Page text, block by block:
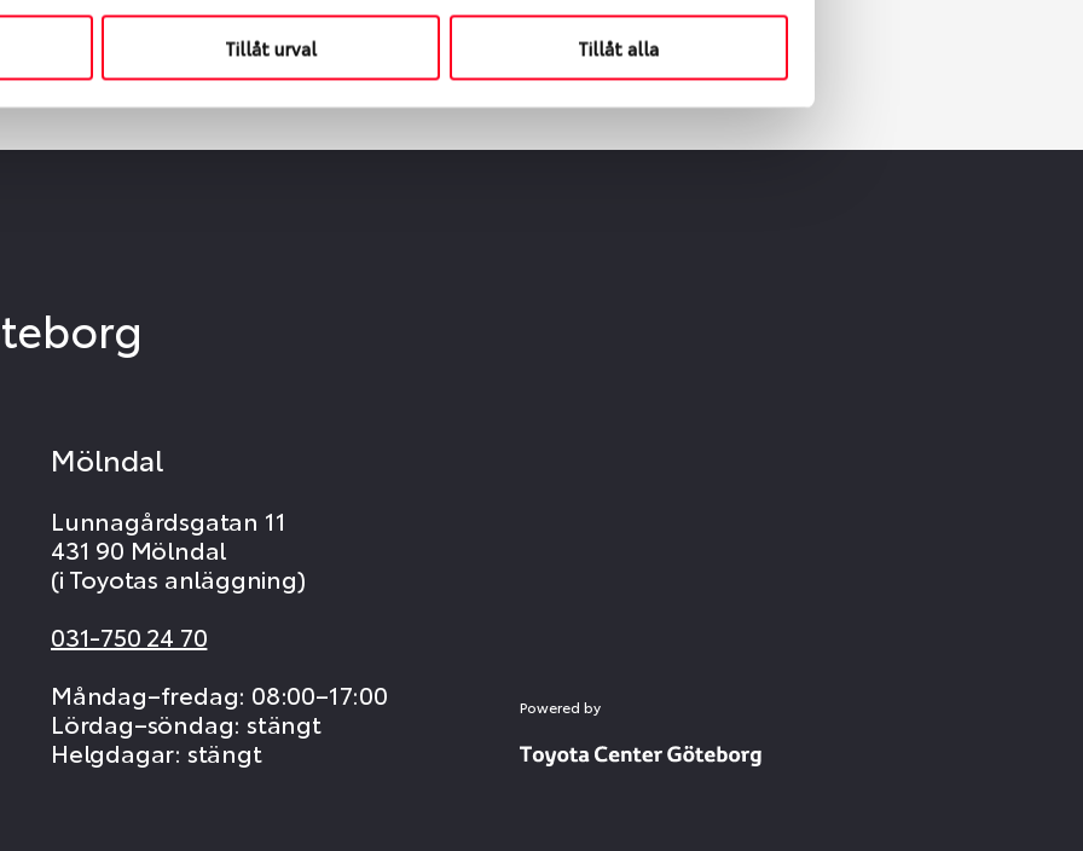
Tillåt urval Tillåt alla
Mölndal
Lunnagårdsgatan 11
431 90 Mölndal
(i Toyotas anläggning)
031-750 24 70
Måndag–fredag: 08:00–17:00
Lördag–söndag: stängt
Helgdagar: stängt
Powered by